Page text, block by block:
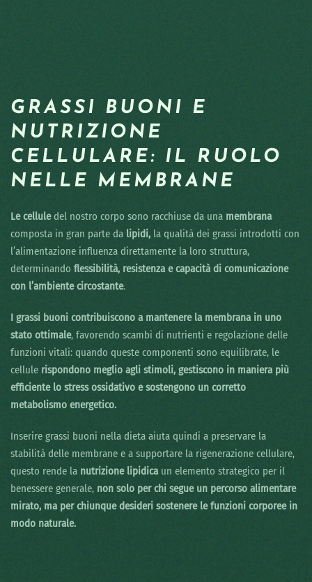
GRASSI BUONI E
NUTRIZIONE
CELLULARE: IL RUOLO
NELLE MEMBRANE
Le celluledel nostro corpo sono racchiuse da una membrana
composta in gran parte da lipidi, la qualità dei grassi introdotti con
l’alimentazione influenza direttamente la loro struttura,
determinando flessibilità, resistenza e capacità di comunicazione
con l’ambiente circostante.
I grassi buoni contribuiscono a mantenere la membrana in uno
stato ottimale, favorendo scambi di nutrienti e regolazione delle
funzioni vitali: quando queste componenti sono equilibrate, le
cellule rispondono meglio agli stimoli, gestiscono in maniera più
efficiente lo stress ossidativo e sostengono un corretto
metabolismo energetico.
Inserire grassi buoni nella dieta aiuta quindi a preservare la
stabilità delle membrane e a supportare la rigenerazione cellulare,
questo rende la nutrizione lipidica un elemento strategico per il
benessere generale, non solo per chi segue un percorso alimentare
mirato, ma per chiunque desideri sostenere le funzioni corporee in
modo naturale.